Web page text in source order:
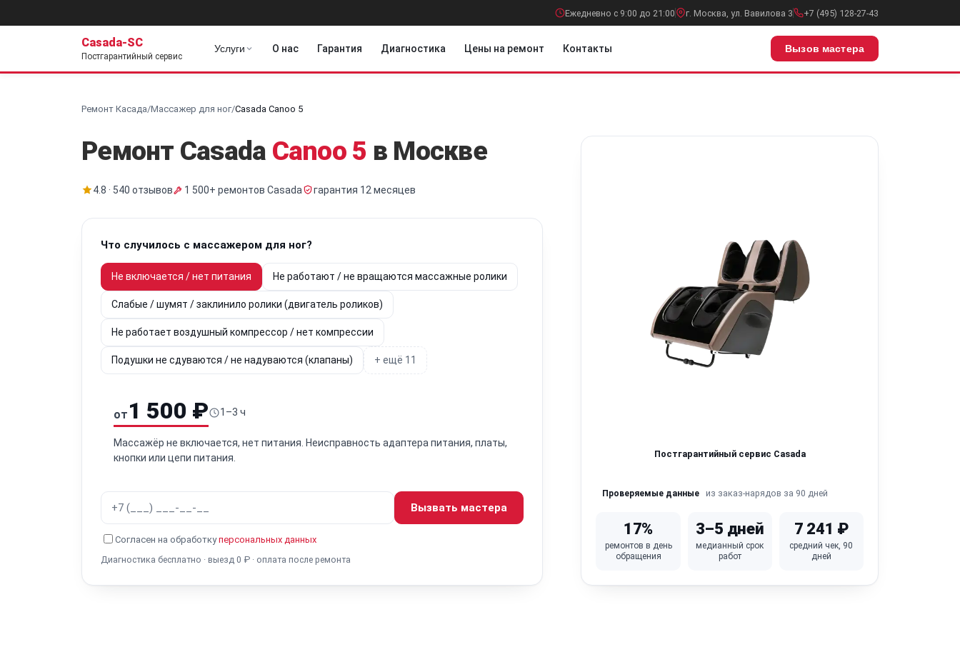
Ежедневно с 9:00 до 21:00 г. Москва, ул. Вавилова 3 +7 (495) 128-27-43
Casada-SC
Постгарантийный сервис
Услуги О нас Гарантия Диагностика Цены на ремонт Контакты Вызов мастера
Ремонт Касада/Массажер для ног/Casada Canoo 5
Ремонт Casada Canoo 5 в Москве
4.8 · 540 отзывов 1 500+ ремонтов Casada гарантия 12 месяцев
Что случилось с массажером для ног?
Не включается / нет питания Не работают / не вращаются массажные ролики
Слабые / шумят / заклинило ролики (двигатель роликов)
Не работает воздушный компрессор / нет компрессии
Подушки не сдуваются / не надуваются (клапаны) + ещё 11
от 1 500 ₽ 1–3 ч
Массажёр не включается, нет питания. Неисправность адаптера питания, платы,
кнопки или цепи питания.
Вызвать мастера
Согласен на обработкуперсональных данных
Диагностика бесплатно · выезд 0 ₽ · оплата после ремонта
Постгарантийный сервис Casada
Проверяемые данные из заказ-нарядов за 90 дней
17%
ремонтов в день
обращения
3–5 дней
медианный срок
работ
7 241 ₽
средний чек, 90
дней